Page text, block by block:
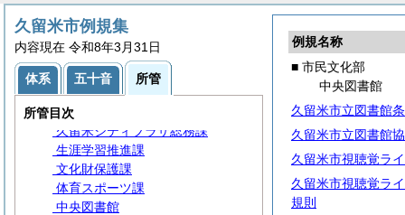
例規名称
■ 市民文化部
中央図書館
久留米市立図書館
久留米市立図書館
久留米市視聴覚ラ
久留米市視聴覚ラ
規則
久留米市例規集
内容現在 令和8年3月31日
体系 五十音 所管
所管目次
税収納推進課
市民税課
資産税課
市民課
高牟礼市民センター
文化振興課
久留米シティプラザ総務課
生涯学習推進課
文化財保護課
体育スポーツ課
中央図書館